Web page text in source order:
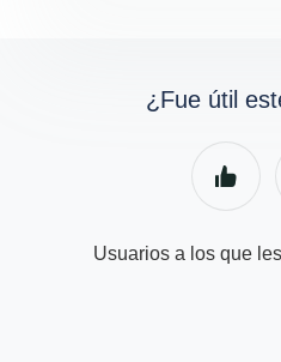
¿Fue útil
Usuarios a los que